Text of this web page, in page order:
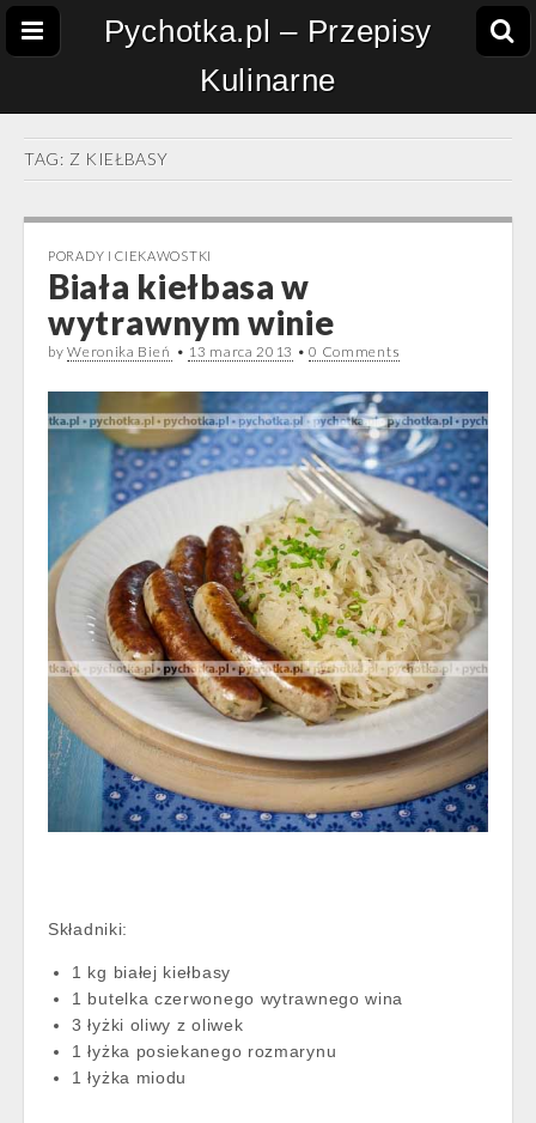
Pychotka.pl – Przepisy
Kulinarne
TAG: Z KIEŁBASY
PORADY I CIEKAWOSTKI
Biała kiełbasa w
wytrawnym winie
byWeronika Bień • 13 marca 2013 •0 Comments
Składniki:
1 kg białej kiełbasy
1 butelka czerwonego wytrawnego wina
3 łyżki oliwy z oliwek
1 łyżka posiekanego rozmarynu
1 łyżka miodu